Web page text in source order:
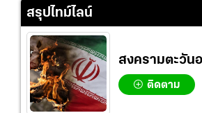
คึกคัก ก่อนเกมเริ่ม
2-3 ชั่วโมง
สรุปไทม์ไลน์
สงครามตะวัน
ติดตาม